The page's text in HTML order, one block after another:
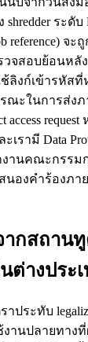
ระดับ
จะ
วจสอบย้อนหลั
ลิงก์เข้ารหัส
ณะในการส่ง
access
รามี Data
งานคณะกรร
นองคำร้องภา
ากสถาน
างประ
ประทับ
งานปลายทาง